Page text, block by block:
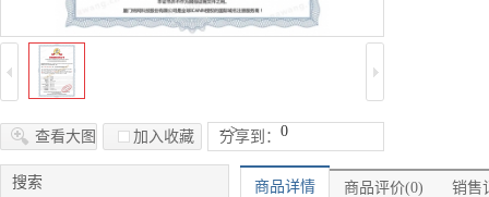
查看大图 加入收藏 分享到： 0
-->
搜索 商品详情 商品评价(0) 销售